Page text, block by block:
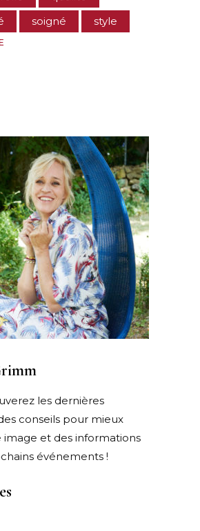
soigné style
les dernières
conseils pour mieux
image et des informations
événements !